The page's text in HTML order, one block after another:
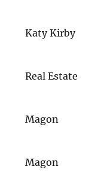
Katy Kirby
Real Estate
Magon
Magon